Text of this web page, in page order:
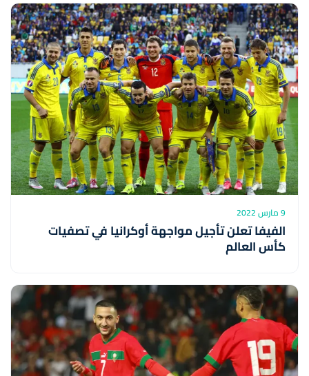
9 مارس 2022
الفيفا تعلن تأجيل مواجهة أوكرانيا في تصفيات
كأس العالم